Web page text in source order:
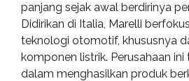
panjang sejak awal berdirinya
Didirikan di Italia, Marelli
teknologi otomotif, khususnya
komponen listrik. Perusahaan ini
dalam menghasilkan produk